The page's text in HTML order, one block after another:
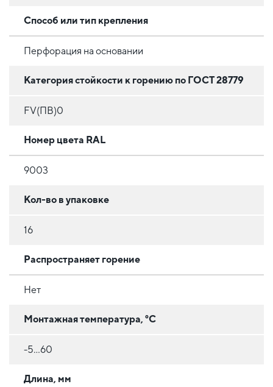
Способ или тип крепления
Перфорация на основании
Категория стойкости к горению по ГОСТ 28779
FV(ПВ)0
Номер цвета RAL
9003
Кол-во в упаковке
16
Распространяет горение
Нет
Монтажная температура, °C
-5...60
Длина, мм